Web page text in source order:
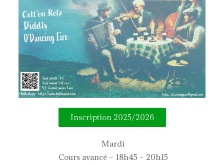
Inscription 2025/2026
Mardi
Cours avancé – 18h45 – 20h15